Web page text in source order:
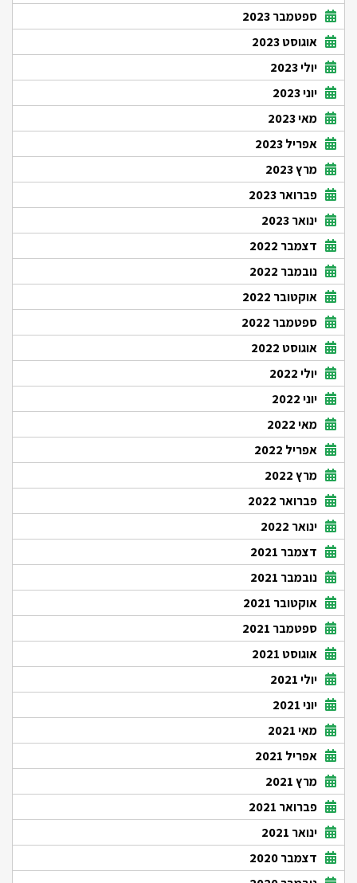
ספטמבר 2023
אוגוסט 2023
יולי 2023
יוני 2023
מאי 2023
אפריל 2023
מרץ 2023
פברואר 2023
ינואר 2023
דצמבר 2022
נובמבר 2022
אוקטובר 2022
ספטמבר 2022
אוגוסט 2022
יולי 2022
יוני 2022
מאי 2022
אפריל 2022
מרץ 2022
פברואר 2022
ינואר 2022
דצמבר 2021
נובמבר 2021
אוקטובר 2021
ספטמבר 2021
אוגוסט 2021
יולי 2021
יוני 2021
מאי 2021
אפריל 2021
מרץ 2021
פברואר 2021
ינואר 2021
דצמבר 2020